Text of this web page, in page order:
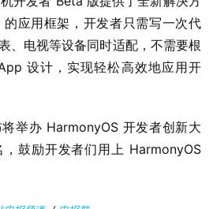
应用框架，开发者只需写一次代
、电视等设备同时适配，不需要根
设计，实现轻松高效地应用开
举办 HarmonyOS 开发者创新大
鼓励开发者们用上 HarmonyOS